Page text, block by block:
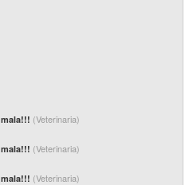
(Veterinaria)
(Veterinaria)
(Veterinaria)